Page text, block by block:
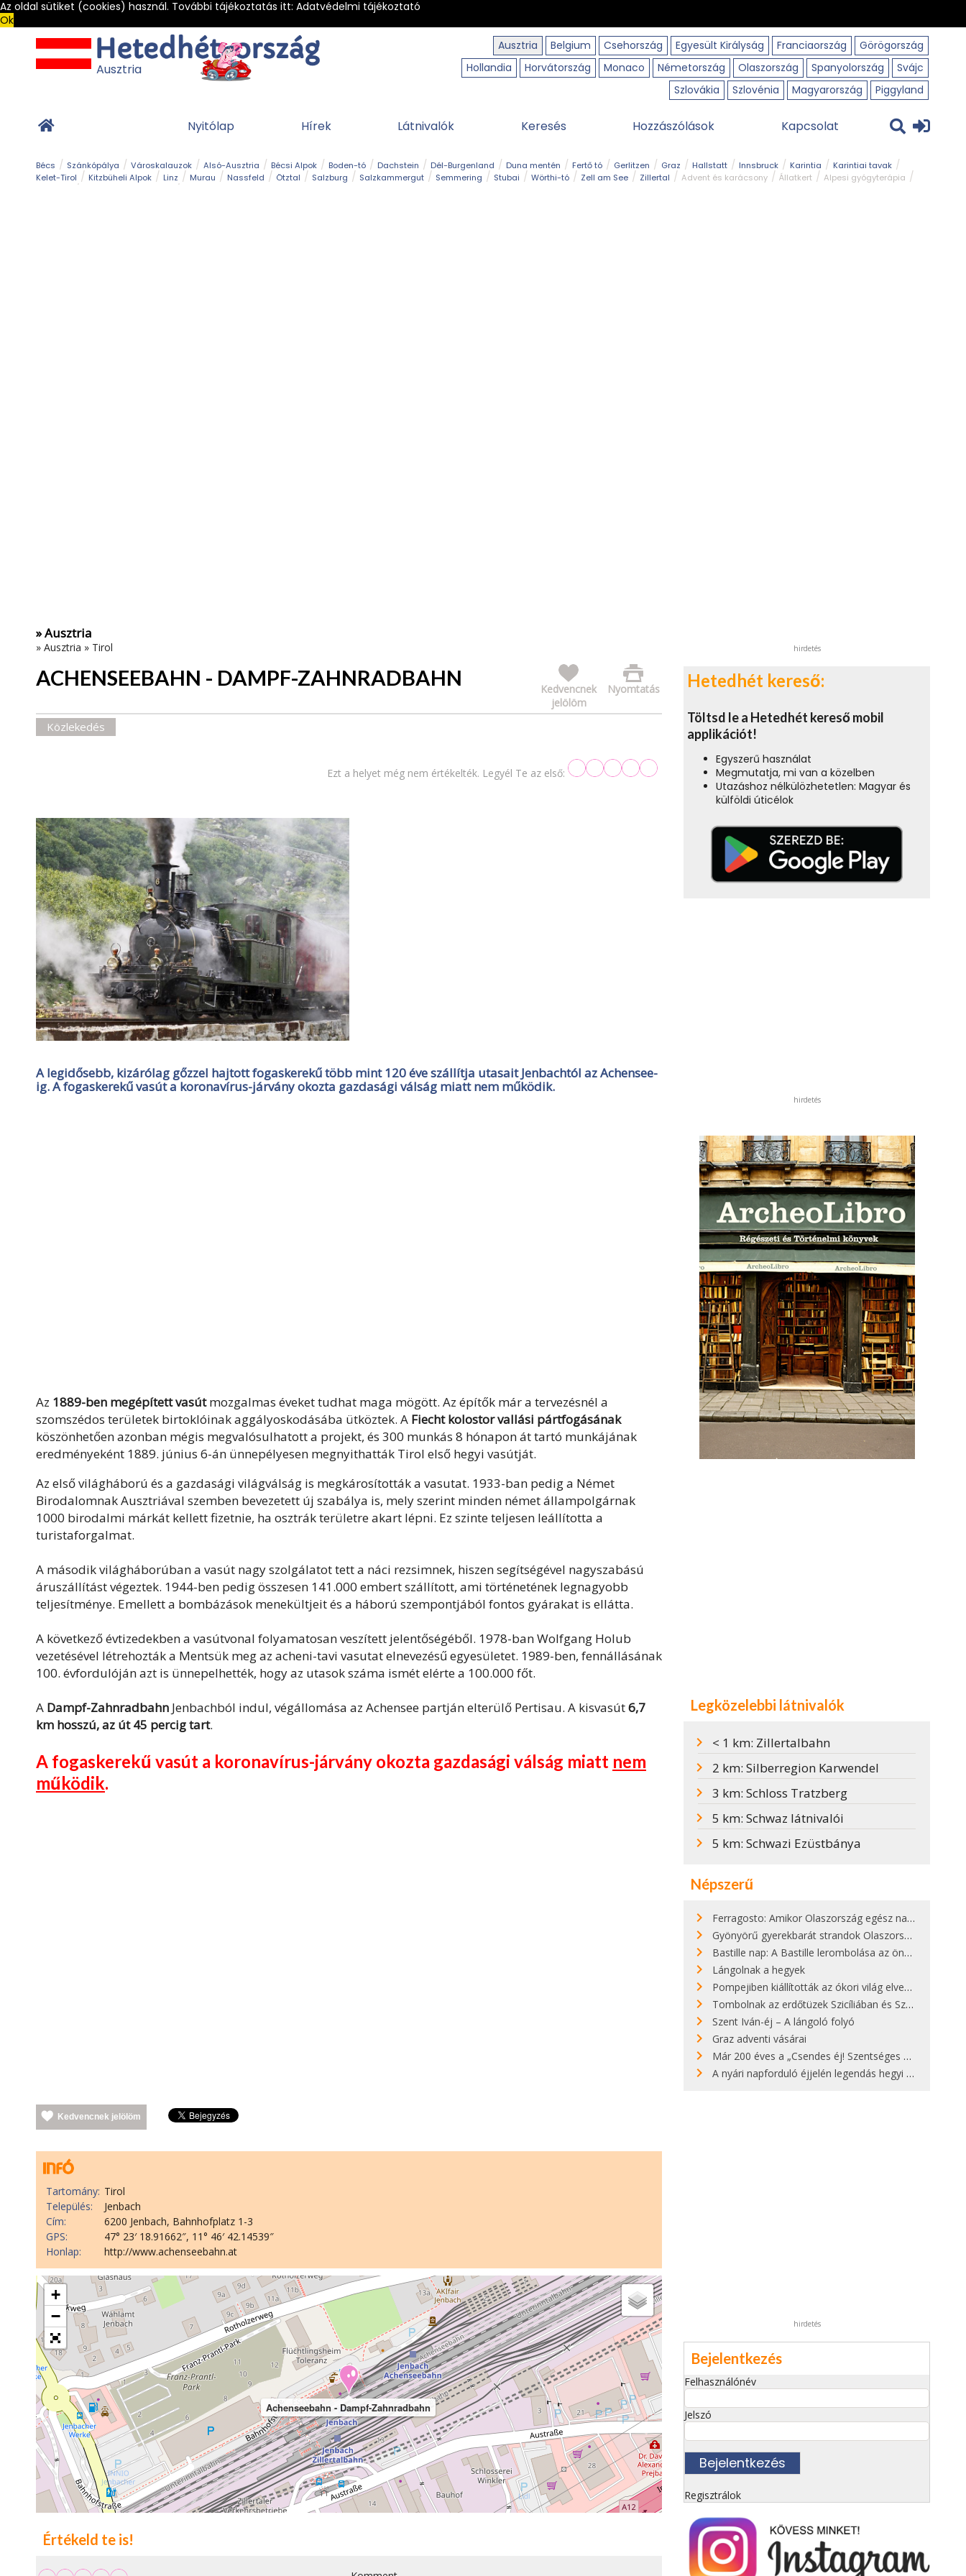
Az oldal sütiket (cookies) használ. További tájékoztatás itt: Adatvédelmi tájékoztató
Ok
Ausztria
Belgium Csehország Egyesült Királyság Franciaország
Görögország
Hollandia
Horvátország Monaco Németország Olaszország Spanyolország
Svájc
Szlovákia
Szlovénia Magyarország Piggyland
Ausztria
Nyitólap Hírek Látnivalók Keresés Hozzászólások Kapcsolat
Bécs Szánkópálya Városkalauzok Alsó-Ausztria Bécsi Alpok Boden-tó Dachstein Dél-Burgenland Duna mentén Fertő tó Gerlitzen Graz Hallstatt Innsbruck Karintia
Karintiai tavak
Kelet-Tirol
Kitzbüheli Alpok Linz Murau Nassfeld Ötztal Salzburg Salzkammergut Semmering Stubai Wörthi-tó Zell am See Zillertal Advent és karácsony Állatkert
Alpesi gyógyterápia
» Ausztria
» Ausztria » Tirol
ACHENSEEBAHN - DAMPF-ZAHNRADBAHN Nyomtatás
Kedvencnek
jelölöm
Közlekedés
Ezt a helyet még nem értékelték. Legyél Te az első:
A legidősebb, kizárólag gőzzel hajtott fogaskerekű több mint 120 éve szállítja utasait Jenbachtól az Achensee-
ig. A fogaskerekű vasút a koronavírus-járvány okozta gazdasági válság miatt nem működik.
Az 1889-ben megépített vasútmozgalmas éveket tudhat maga mögött. Az építők már a tervezésnél a
szomszédos területek birtoklóinak aggályoskodásába ütköztek. A Fiecht kolostor vallási pártfogásának
köszönhetően azonban mégis megvalósulhatott a projekt, és 300 munkás 8 hónapon át tartó munkájának
eredményeként 1889. június 6-án ünnepélyesen megnyithatták Tirol első hegyi vasútját.
Az első világháború és a gazdasági világválság is megkárosították a vasutat. 1933-ban pedig a Német
Birodalomnak Ausztriával szemben bevezetett új szabálya is, mely szerint minden német állampolgárnak
1000 birodalmi márkát kellett fizetnie, ha osztrák területre akart lépni. Ez szinte teljesen leállította a
turistaforgalmat.
A második világháborúban a vasút nagy szolgálatot tett a náci rezsimnek, hiszen segítségével nagyszabású
áruszállítást végeztek. 1944-ben pedig összesen 141.000 embert szállított, ami történetének legnagyobb
teljesítménye. Emellett a bombázások menekültjeit és a háború szempontjából fontos gyárakat is ellátta.
A következő évtizedekben a vasútvonal folyamatosan veszített jelentőségéből. 1978-ban Wolfgang Holub
vezetésével létrehozták a Mentsük meg az acheni-tavi vasutat elnevezésű egyesületet. 1989-ben, fennállásának
100. évfordulóján azt is ünnepelhették, hogy az utasok száma ismét elérte a 100.000 főt.
A Dampf-Zahnradbahn Jenbachból indul, végállomása az Achensee partján elterülő Pertisau. A kisvasút6,7
km hosszú, az út 45 percig tart.
A fogaskerekű vasút a koronavírus-járvány okozta gazdasági válság miatt nem
működik.
Kedvencnek jelölöm
Tartomány: Tirol
Település:
Jenbach
Cím:
6200 Jenbach, Bahnhofplatz 1-3
GPS:
47° 23′ 18.91662″, 11° 46′ 42.14539″
Honlap:
http://www.achenseebahn.at
Achenseebahn - Dampf-Zahnradbahn
+
−
Értékeld te is!
hirdetés
Hetedhét kereső:
Töltsd le a Hetedhét kereső mobil
applikációt!
Egyszerű használat
Megmutatja, mi van a közelben
Utazáshoz nélkülözhetetlen: Magyar és
külföldi úticélok
hirdetés
Legközelebbi látnivalók
< 1 km: Zillertalbahn
2 km: Silberregion Karwendel
3 km: Schloss Tratzberg
5 km: Schwaz látnivalói
5 km: Schwazi Ezüstbánya
Népszerű
Ferragosto: Amikor Olaszország egész nap nyaral
Gyönyörű gyerekbarát strandok Olaszországban - megmutatjuk a 15 legjobbat
Bastille nap: A Bastille lerombolása az önkényuralom végét jelentette
Lángolnak a hegyek
Pompejiben kiállították az ókori világ elveszett híres szobrának másolatát
Tombolnak az erdőtüzek Szicíliában és Szardínián
Szent Iván-éj – A lángoló folyó
Graz adventi vásárai
Már 200 éves a „Csendes éj! Szentséges éj!”
A nyári napforduló éjjelén legendás hegyi tüzek világítják meg Zugspitzét
hirdetés
Bejelentkezés
Felhasználónév
Jelszó
Regisztrálok